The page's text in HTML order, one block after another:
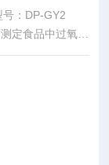
：DP-GY2
定食品中过氧化
部门在商品流动